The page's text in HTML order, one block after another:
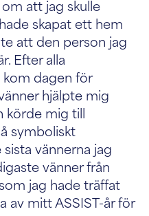
att jag skulle
skapat ett hem
att den person jag
Efter alla
kom dagen för
hjälpte mig
körde mig till
symboliskt
vännerna jag
vänner från
jag hade träffat
av mitt ASSIST-år för